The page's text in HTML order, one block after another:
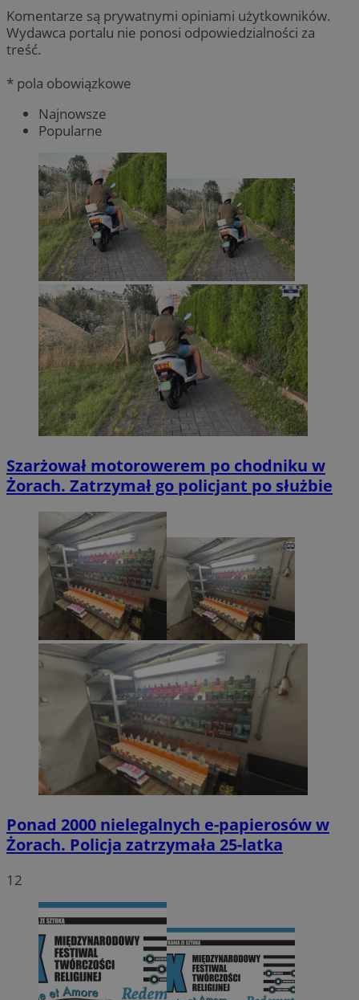
Komentarze są prywatnymi opiniami użytkowników.
Wydawca portalu nie ponosi odpowiedzialności za
treść.
* pola obowiązkowe
Najnowsze
Popularne
Szarżował motorowerem po chodniku w
Żorach. Zatrzymał go policjant po służbie
Ponad 2000 nielegalnych e-papierosów w
Żorach. Policja zatrzymała 25-latka
12